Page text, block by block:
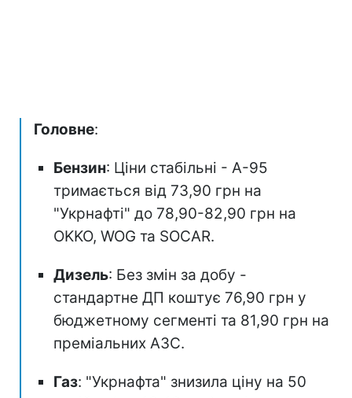
Головне:
Бензин: Ціни стабільні - А-95
тримається від 73,90 грн на
"Укрнафті" до 78,90-82,90 грн на
OKKO, WOG та SOCAR.
Дизель: Без змін за добу -
стандартне ДП коштує 76,90 грн у
бюджетному сегменті та 81,90 грн на
преміальних АЗС.
Газ: "Укрнафта" знизила ціну на 50